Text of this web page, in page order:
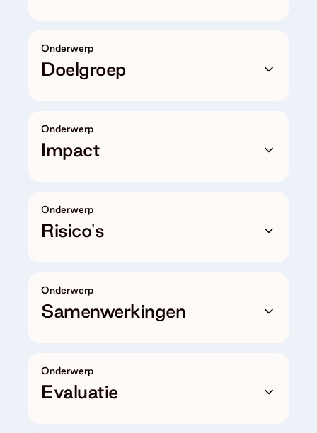
Onderwerp
Doelgroep
Onderwerp
Impact
Onderwerp
Risico's
Onderwerp
Samenwerkingen
Onderwerp
Evaluatie